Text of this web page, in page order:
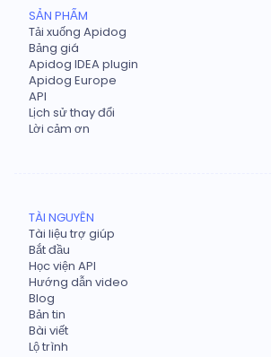
SẢN PHẨM
Tải xuống Apidog
Bảng giá
Apidog IDEA plugin
Apidog Europe
API
Lịch sử thay đổi
Lời cảm ơn
TÀI NGUYÊN
Tài liệu trợ giúp
Bắt đầu
Học viện API
Hướng dẫn video
Blog
Bản tin
Bài viết
Lộ trình